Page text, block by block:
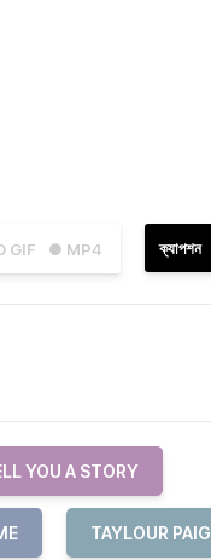
GIF ● MP4 ক্যাপশন
YOU A STORY
TAYLOUR